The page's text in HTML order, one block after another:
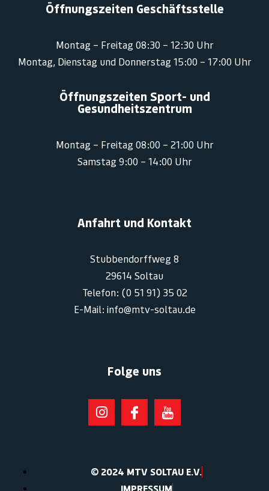
Öffnungszeiten Geschäftsstelle
Montag – Freitag 08:30 – 12:30 Uhr
Montag, Dienstag und Donnerstag 15:00 – 17:00 Uhr
Öffnungszeiten Sport- und
Gesundheitszentrum
Montag – Freitag 08:00 – 21:00 Uhr
Samstag 9:00 – 14:00 Uhr
Anfahrt und Kontakt
Stubbendorffweg 8
29614 Soltau
Telefon: (0 51 91) 35 02
E-Mail: info@mtv-soltau.de
Folge uns
© 2024 MTV SOLTAU E.V.